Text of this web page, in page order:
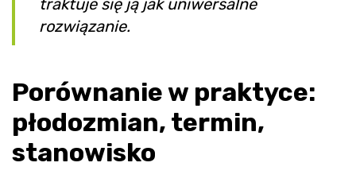
traktuje się ją jak uniwersalne
rozwiązanie.
Porównanie w praktyce:
płodozmian, termin,
stanowisko